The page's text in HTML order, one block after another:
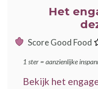
Het
Score Good Food
1 ster = aanzienlijke
Bekijk het